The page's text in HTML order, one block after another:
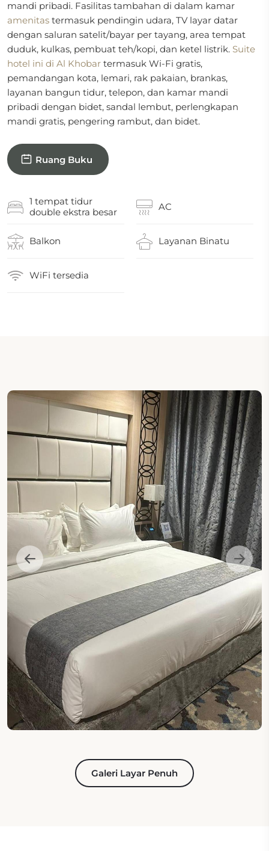
mandi pribadi. Fasilitas tambahan di dalam kamar
amenitas termasuk pendingin udara, TV layar datar
dengan saluran satelit/bayar per tayang, area tempat
duduk, kulkas, pembuat teh/kopi, dan ketel listrik. Suite
hotel ini di Al Khobar termasuk Wi-Fi gratis,
pemandangan kota, lemari, rak pakaian, brankas,
layanan bangun tidur, telepon, dan kamar mandi
pribadi dengan bidet, sandal lembut, perlengkapan
mandi gratis, pengering rambut, dan bidet.
Ruang Buku
1 tempat tidur
double ekstra besar
AC
Balkon Layanan Binatu
WiFi tersedia
Galeri Layar Penuh